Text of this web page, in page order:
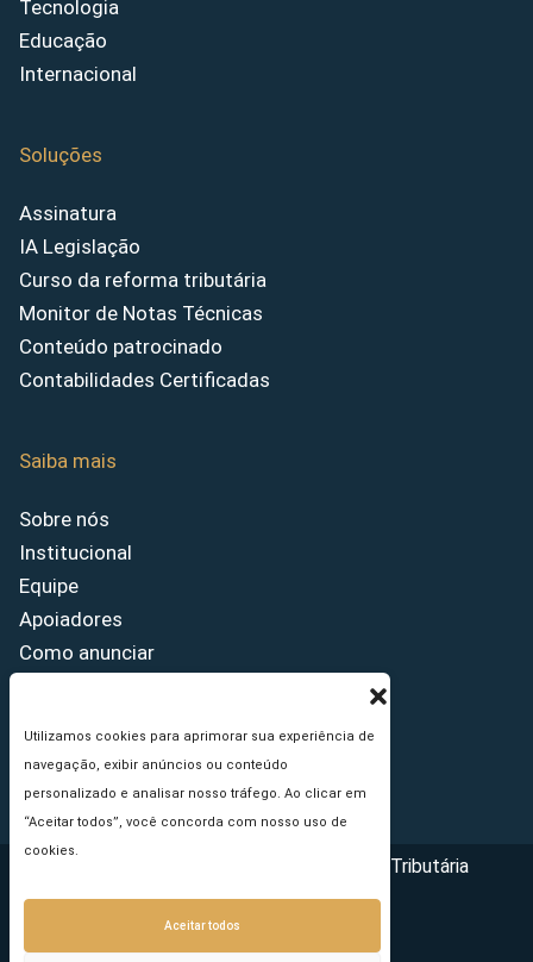
Utilizamos cookies para aprimorar sua experiência de
navegação, exibir anúncios ou conteúdo
personalizado e analisar nosso tráfego. Ao clicar em
“Aceitar todos”, você concorda com nosso uso de
cookies.
Aceitar todos
Tecnologia
Educação
Internacional
Soluções
Assinatura
IA Legislação
Curso da reforma tributária
Monitor de Notas Técnicas
Conteúdo patrocinado
Contabilidades Certificadas
Saiba mais
Sobre nós
Institucional
Equipe
Apoiadores
Como anunciar
Princípios Editoriais
Copyright © 2026 - Portal da Reforma Tributária